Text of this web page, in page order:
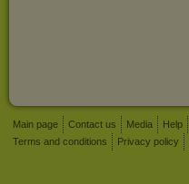
Main page Contact us Media Help
Terms and conditions
Privacy policy